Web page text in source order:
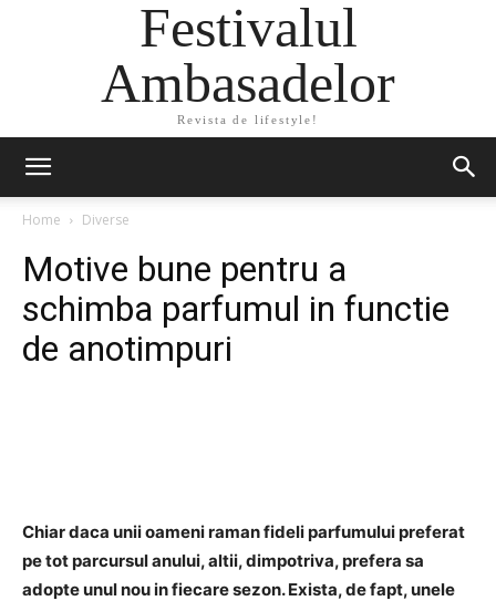
Festivalul
Ambasadelor
Revista de lifestyle!
Home Diverse
Motive bune pentru a
schimba parfumul in functie
de anotimpuri
Chiar daca unii oameni raman fideli parfumului preferat
pe tot parcursul anului, altii, dimpotriva, prefera sa
adopte unul nou in fiecare sezon. Exista, de fapt, unele